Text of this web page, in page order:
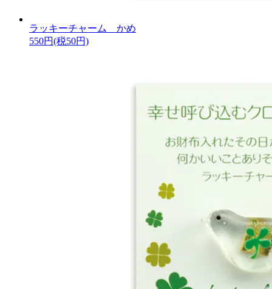
ラッキーチャーム かめ
550円(税50円)